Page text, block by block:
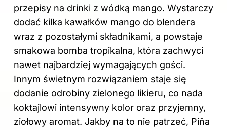
przepisy na drinki z wódką mango. Wystarczy
dodać kilka kawałków mango do blendera
wraz z pozostałymi składnikami, a powstaje
smakowa bomba tropikalna, która zachwyci
nawet najbardziej wymagających gości.
Innym świetnym rozwiązaniem staje się
dodanie odrobiny zielonego likieru, co nada
koktajlowi intensywny kolor oraz przyjemny,
ziołowy aromat. Jakby na to nie patrzeć, Piña